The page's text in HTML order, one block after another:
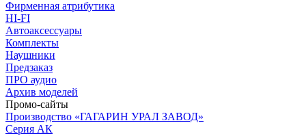
Фирменная атрибутика
HI-FI
Автоаксессуары
Комплекты
Наушники
Предзаказ
ПРО аудио
Архив моделей
Промо-сайты
Производство «ГАГАРИН УРАЛ ЗАВОД»
Серия АК